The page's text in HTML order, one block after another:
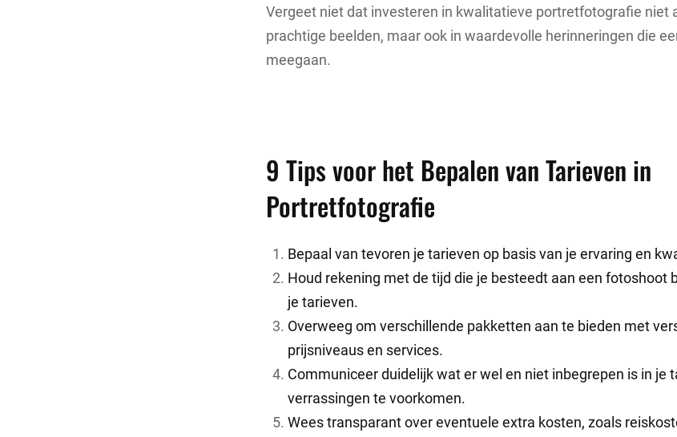
Vergeet niet dat investeren in kwalitatieve portretfotografie niet
prachtige beelden, maar ook in waardevolle herinneringen die
meegaan.
9 Tips voor het Bepalen van Tarieven in
Portretfotografie
Bepaal van tevoren je tarieven op basis van je ervaring en
Houd rekening met de tijd die je besteedt aan een fotoshoot
je tarieven.
Overweeg om verschillende pakketten aan te bieden met
prijsniveaus en services.
Communiceer duidelijk wat er wel en niet inbegrepen is in je
verrassingen te voorkomen.
Wees transparant over eventuele extra kosten, zoals